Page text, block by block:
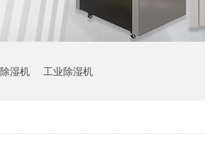
湿机 工业除湿机